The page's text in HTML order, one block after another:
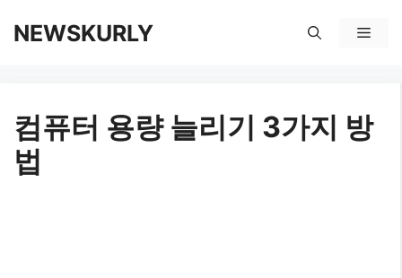
로
건
NEWSKURLY
메
컴퓨터 용량 늘리기 3가지 방
법